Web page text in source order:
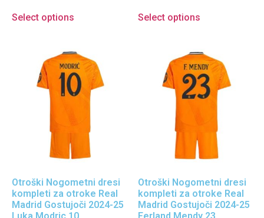
Select options Select options
Otroški Nogometni dresi
kompleti za otroke Real
Madrid Gostujoči 2024-25
Otroški Nogometni dresi
kompleti za otroke Real
Madrid Gostujoči 2024-25